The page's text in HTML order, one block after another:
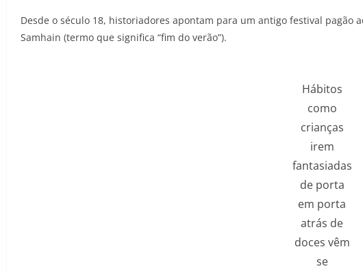
Desde o século 18, historiadores apontam para um antigo festival pagão
Samhain (termo que significa “fim do verão”).
Hábitos
como
crianças
irem
fantasiadas
de porta
em porta
atrás de
doces vêm
se